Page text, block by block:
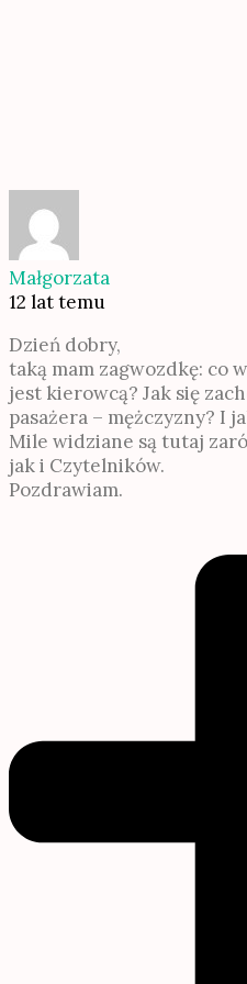
Małgorzata
12 lat temu
Dzień dobry,
taką mam zagwozdkę: co
jest kierowcą? Jak się
pasażera – mężczyzny? I
Mile widziane są tutaj
jak i Czytelników.
Pozdrawiam.